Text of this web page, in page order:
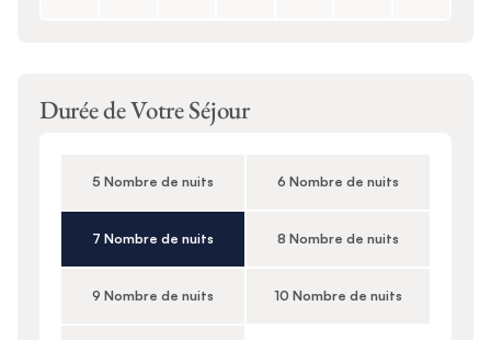
Durée de Votre Séjour
5 Nombre de nuits 6 Nombre de nuits
7 Nombre de nuits 8 Nombre de nuits
9 Nombre de nuits 10 Nombre de nuits